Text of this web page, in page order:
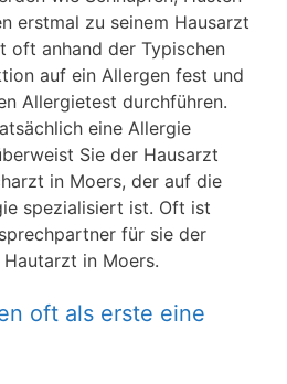
erstmal zu seinem Hausarzt
oft anhand der Typischen
auf ein Allergen fest und
Allergietest durchführen.
eine Allergie
Sie der Hausarzt
in Moers, der auf die
spezialisiert ist. Oft ist
für sie der
in Moers.
oft als erste eine